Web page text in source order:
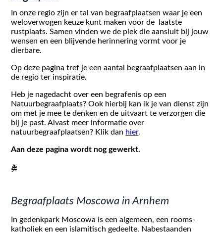
In onze regio zijn er tal van begraafplaatsen waar je een
weloverwogen keuze kunt maken voor de laatste
rustplaats. Samen vinden we de plek die aansluit bij jouw
wensen en een blijvende herinnering vormt voor je
dierbare.
Op deze pagina tref je een aantal begraafplaatsen aan in
de regio ter inspiratie.
Heb je nagedacht over een begrafenis op een
Natuurbegraafplaats? Ook hierbij kan ik je van dienst zijn
om met je mee te denken en de uitvaart te verzorgen die
bij je past. Alvast meer informatie over
natuurbegraafplaatsen? Klik dan hier.
Aan deze pagina wordt nog gewerkt.
Begraafplaats Moscowa in Arnhem
In gedenkpark Moscowa is een algemeen, een rooms-
katholiek en een islamitisch gedeelte. Nabestaanden